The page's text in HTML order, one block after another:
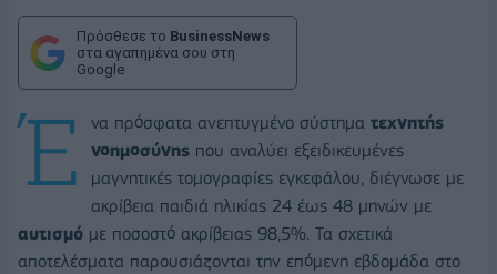
Πρόσθεσε το BusinessNews
στα αγαπημένα σου στη
Google
Έ να πρόσφατα ανεπτυγμένο σύστημα τεχνητής
νοημοσύνης που αναλύει εξειδικευμένες
μαγνητικές τομογραφίες εγκεφάλου, διέγνωσε με
ακρίβεια παιδιά ηλικίας 24 έως 48 μηνών με
αυτισμό με ποσοστό ακρίβειας 98,5%. Τα σχετικά
αποτελέσματα παρουσιάζονται την επόμενη εβδομάδα στο